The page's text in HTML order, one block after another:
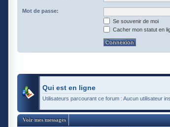
Mot de passe:
Se souvenir de moi
Cacher mon statut en
Qui est en ligne
Utilisateurs parcourant ce forum : Aucun utilisateur
Voir mes messages